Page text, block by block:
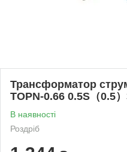
Трансформатор
TOPN-0.66 0.5S（0.5
В наявності
Роздріб